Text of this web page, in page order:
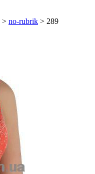
> no-rubrik > 289